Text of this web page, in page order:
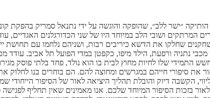
״ישר ללב״, שהופקה והוגשה על ידי נתנאל סמריק בהפקת
המרתקים ושובי הלב במיוחד היו של שני הכדורגלנים האגדיים,
שחלקו את הדשא כיריבים רבות, ושניהם נלחמו עם תחושת
נתניה ורפעת, הילד מיפו, כקפטן במדי הפועל תל אביב. עודד
התמידי שלו לחיות מחוץ לבית בו הוא נולד, פחד בלתי פוסק
את סיפורי חייהם במגרשים ומחוצה להם. הם בוחרים בנו
הקשבה דיוק והובלת תהליך היציאה לאור של הסיפור הייחודי
בזכות הסיפור המיוחד שלכם. אנו מאמינים שאין תחליף לפגישה